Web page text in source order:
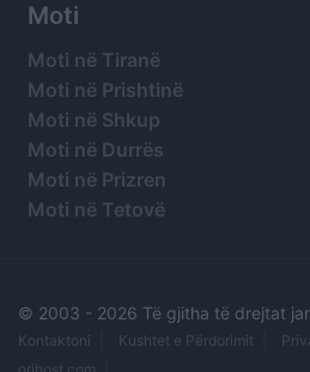
Moti
Moti në Tiranë
Moti në Prishtinë
Moti në Shkup
Moti në Durrës
Moti në Prizren
Moti në Tetovë
© 2003 - 2026 Të gjitha të drejtat
Kontaktoni Kushtet e Përdorimit